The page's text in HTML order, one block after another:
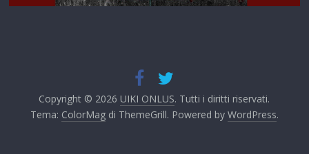
Copyright © 2026 UIKI ONLUS. Tutti i diritti riservati.
Tema: ColorMagdi ThemeGrill. Powered by WordPress.